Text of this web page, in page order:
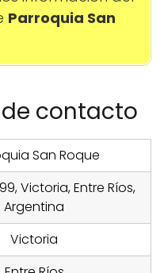
Parroquia San
contacto
San Roque
Victoria, Entre Ríos,
Argentina
Victoria